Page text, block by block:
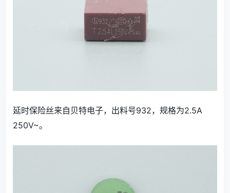
延时保险丝来自贝特电子，出料号932，规格为2.5A
250V~。